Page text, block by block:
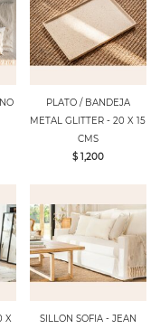
PLATO / BANDEJA
METAL GLITTER - 20 X 15
CMS
$ 1,200
X
SILLON SOFIA - JEAN